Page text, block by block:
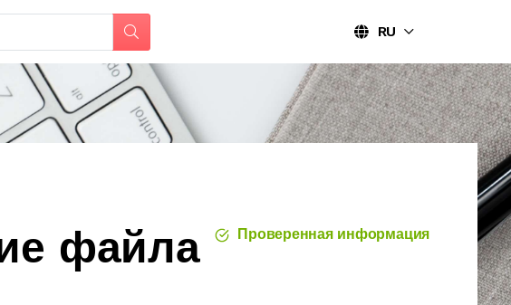
RU
файла Проверенная информация